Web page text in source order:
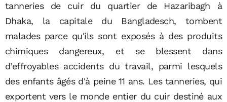
tanneries de cuir du quartier de Hazaribagh à
Dhaka, la capitale du Bangladesch, tombent
malades parce qu'ils sont exposés à des produits
chimiques dangereux, et se blessent dans
d’effroyables accidents du travail, parmi lesquels
des enfants âgés d'à peine 11 ans. Les tanneries, qui
exportent vers le monde entier du cuir destiné aux